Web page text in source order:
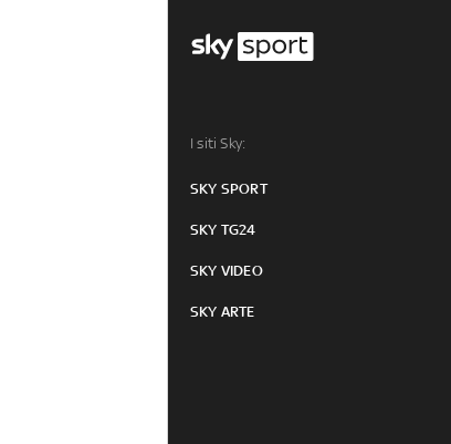
I siti Sky:
SKY SPORT
SKY TG24
SKY VIDEO
SKY ARTE